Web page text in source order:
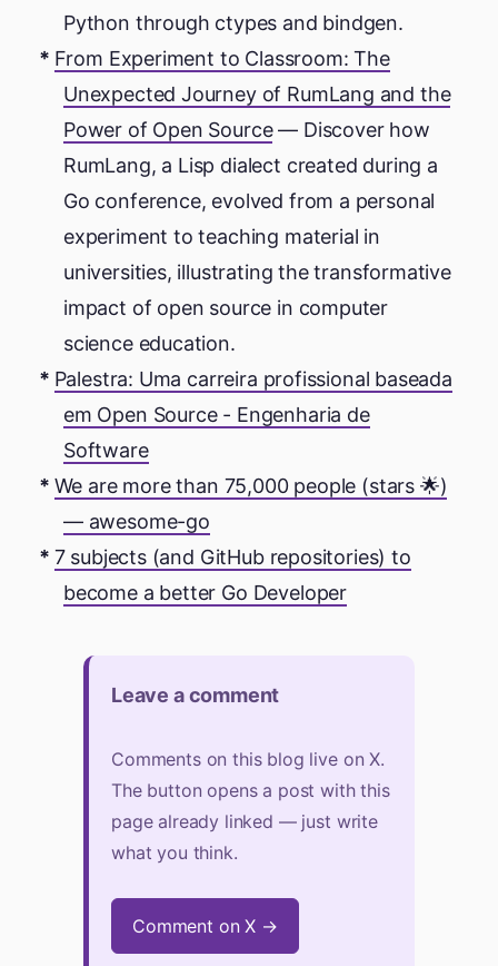
Python through ctypes and bindgen.
From Experiment to Classroom: The
Unexpected Journey of RumLang and the
Power of Open Source— Discover how
RumLang, a Lisp dialect created during a
Go conference, evolved from a personal
experiment to teaching material in
universities, illustrating the transformative
impact of open source in computer
science education.
Palestra: Uma carreira profissional baseada
em Open Source - Engenharia de
Software
We are more than 75,000 people (stars 🌟)
— awesome-go
7 subjects (and GitHub repositories) to
become a better Go Developer
Leave a comment
Comments on this blog live on X.
The button opens a post with this
page already linked — just write
what you think.
Comment on X →